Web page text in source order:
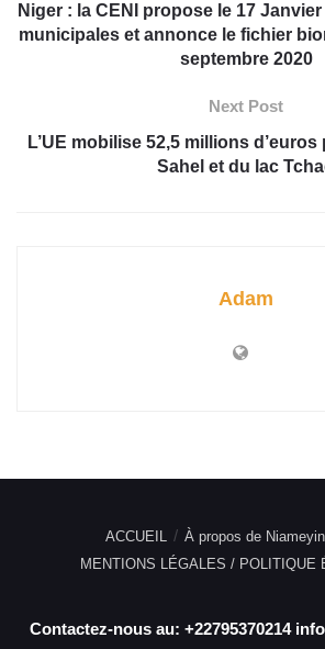
Niger : la CENI propose le 17
municipales et annonce le fichier
septembre 2020
Next Post
L’UE mobilise 52,5 millions
Sahel et du lac
Adam
ACCUEIL
À propos de
MENTIONS LÉGALES / POLITIQUE
Contactez-nous au: +22795370214